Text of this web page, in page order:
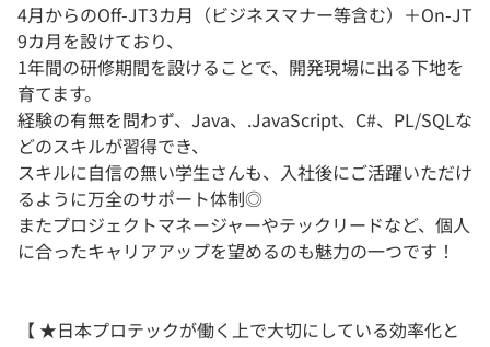
4月からのOﬀ-JT3カ月（ビジネスマナー等含む）＋On-JT
9カ月を設けており、
1年間の研修期間を設けることで、開発現場に出る下地を
育てます。
経験の有無を問わず、Java、.JavaScript、C#、PL/SQLな
どのスキルが習得でき、
スキルに自信の無い学生さんも、入社後にご活躍いただけ
るように万全のサポート体制◎
またプロジェクトマネージャーやテックリードなど、個人
に合ったキャリアアップを望めるのも魅力の一つです！
【 ★日本プロテックが働く上で大切にしている効率化と